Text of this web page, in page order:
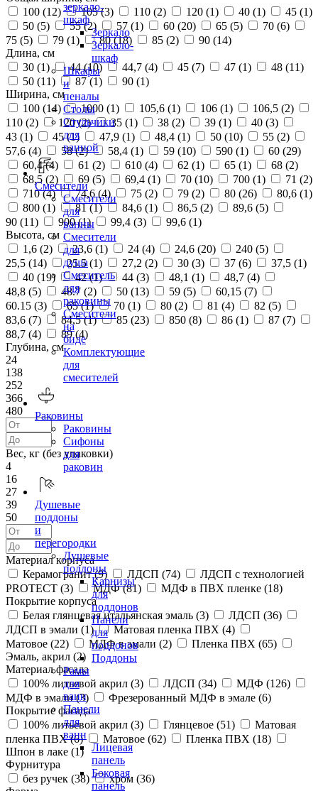
зеркало-
шкаф
Зеркало
Зеркало-
шкаф
Шкафы
и
пеналы
Столы
Стульчики
для
ванной
Смесители
Смесители
для
ванны
Смесители
для
душа
Смеситель
для
раковины
Смесители
на
биде
Комплектующие
для
смесителей
Раковины
Раковины
Сифоны
для
раковин
Душевые
поддоны
и
перегородки
Душевые
поддоны
Карнизы
для
поддонов
Панели
для
поддонов
Поддоны
Рамы
для
ванн
Панели
для
ванн
Лицевая
панель
Боковая
панель
100 (12) 105 (3) 110 (2) 120 (1) 40 (1) 45 (1)
50 (5) 55 (2) 57 (1) 60 (20) 65 (5) 70 (6)
75 (5) 79 (1) 80 (18) 85 (2) 90 (14)
Длина, см
30 (1) 44 (10) 44,7 (4) 45 (7) 47 (1) 48 (11)
50 (11) 87 (1) 90 (1)
Ширина, см
100 (14) 1000 (1) 105,6 (1) 106 (1) 106,5 (2)
110 (2) 120 (2) 35 (1) 38 (2) 39 (1) 40 (3)
43 (1) 45 (1) 47,9 (1) 48,4 (1) 50 (10) 55 (2)
57,6 (4) 58 (2) 58,4 (1) 59 (10) 590 (1) 60 (29)
60,4 (4) 61 (2) 610 (4) 62 (1) 65 (1) 68 (2)
68,5 (2) 69 (5) 69,4 (1) 70 (10) 700 (1) 71 (2)
710 (4) 74,6 (4) 75 (2) 79 (2) 80 (26) 80,6 (1)
800 (1) 81 (1) 84,6 (1) 86,5 (2) 89,6 (5)
90 (11) 900 (1) 99,4 (3) 99,6 (1)
Высота, см
1,6 (2) 23,6 (1) 24 (4) 24,6 (20) 240 (5)
25,5 (14) 25.5 (1) 27,2 (2) 30 (3) 37 (6) 37,5 (1)
40 (19) 42 (1) 44 (3) 48,1 (1) 48,7 (4)
48,8 (5) 48.7 (2) 50 (13) 59 (5) 60,15 (7)
60.15 (3) 65 (1) 70 (1) 80 (2) 81 (4) 82 (5)
83,6 (7) 84,5 (1) 85 (23) 850 (8) 86 (1) 87 (7)
88,7 (4) 89 (4)
Глубина, см
24
138
252
366
480
Вес, кг (без упаковки)
4
16
27
39
50
Материал корпуса
Керамогранит (9) ЛДСП (74)
ЛДСП с технологией
PROTECT (3) МДФ (81) МДФ в ПВХ пленке (18)
Покрытие корпуса
Белая глянцевая итальянская эмаль (3) ЛДСП (36)
ЛДСП в эмали (1) Матовая пленка ПВХ (4)
Матовое (22) МДФ в эмали (2) Пленка ПВХ (65)
Эмаль, акрил (2)
Материал фасада
100% литьевой акрил (3) ЛДСП (34) МДФ (126)
МДФ в эмали (3) Фрезерованный МДФ в эмале (6)
Покрытие фасада
100% литьевой акрил (3) Глянцевое (51)
Матовая
пленка ПВХ (6) Матовое (62) Пленка ПВХ (18)
Шпон в лаке (1)
Фурнитура
без ручек (38) хром (36)